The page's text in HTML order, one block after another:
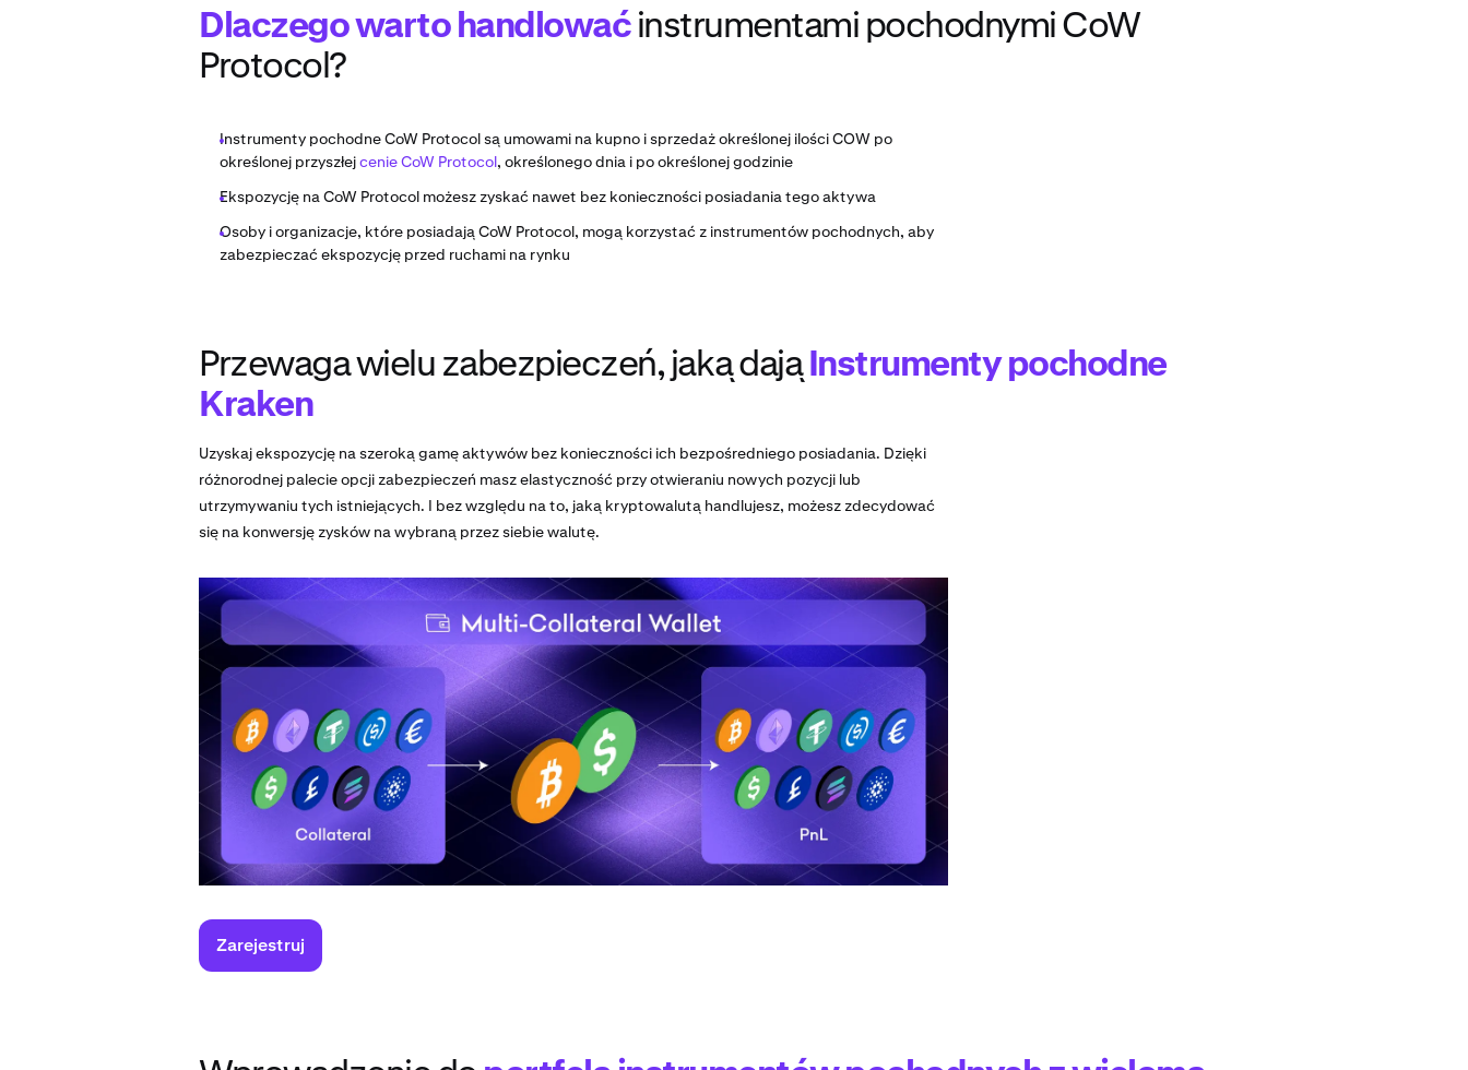
Dlaczego warto handlowaćinstrumentami pochodnymi CoW
Protocol?
Instrumenty pochodne CoW Protocol są umowami na kupno i sprzedaż określonej ilości COW po
określonej przyszłejcenie CoW Protocol, określonego dnia i po określonej godzinie
Ekspozycję na CoW Protocol możesz zyskać nawet bez konieczności posiadania tego aktywa
Osoby i organizacje, które posiadają CoW Protocol, mogą korzystać z instrumentów pochodnych, aby
zabezpieczać ekspozycję przed ruchami na rynku
Przewaga wielu zabezpieczeń, jaką dająInstrumenty pochodne
Kraken
Uzyskaj ekspozycję na szeroką gamę aktywów bez konieczności ich bezpośredniego posiadania. Dzięki
różnorodnej palecie opcji zabezpieczeń masz elastyczność przy otwieraniu nowych pozycji lub
utrzymywaniu tych istniejących. I bez względu na to, jaką kryptowalutą handlujesz, możesz zdecydować
się na konwersję zysków na wybraną przez siebie walutę.
Zarejestruj